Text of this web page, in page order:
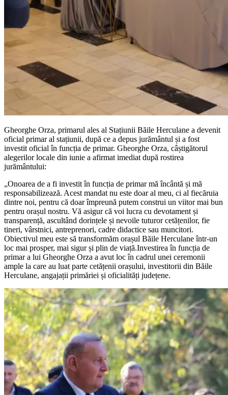
Gheorghe Orza, primarul ales al Stațiunii Băile Herculane a devenit
oficial primar al stațiunii, după ce a depus jurământul și a fost
investit oficial în funcția de primar. Gheorghe Orza, câștigătorul
alegerilor locale din iunie a afirmat imediat după rostirea
jurământului:
„Onoarea de a fi investit în funcția de primar mă încântă și mă
responsabilizează. Acest mandat nu este doar al meu, ci al fiecăruia
dintre noi, pentru că doar împreună putem construi un viitor mai bun
pentru orașul nostru. Vă asigur că voi lucra cu devotament și
transparență, ascultând dorințele și nevoile tuturor cetățenilor, fie
tineri, vârstnici, antreprenori, cadre didactice sau muncitori.
Obiectivul meu este să transformăm orașul Băile Herculane într-un
loc mai prosper, mai sigur și plin de viață.Investirea în funcția de
primar a lui Gheorghe Orza a avut loc în cadrul unei ceremonii
ample la care au luat parte cetățenii orașului, investitorii din Băile
Herculane, angajații primăriei și oficialități județene.